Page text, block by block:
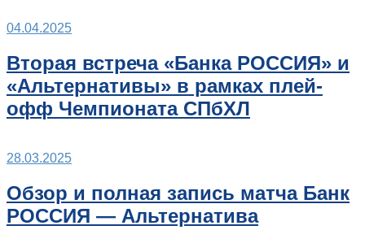
04.04.2025
Вторая встреча «Банка РОССИЯ» и
«Альтернативы» в рамках плей-
офф Чемпионата СПбХЛ
28.03.2025
Обзор и полная запись матча Банк
РОССИЯ — Альтернатива